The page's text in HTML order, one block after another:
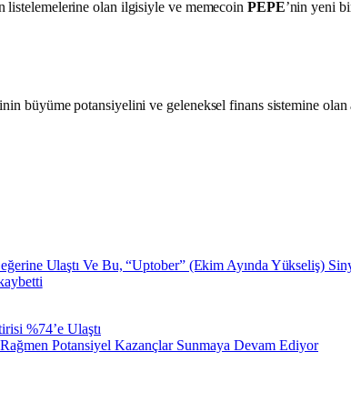
listelemelerine olan ilgisiyle ve memecoin PEPE’nin yeni
büyüme potansiyelini ve geleneksel finans sistemine
Ulaştı Ve Bu, “Uptober” (Ekim Ayında Yükseliş)
%74’e Ulaştı
Potansiyel Kazançlar Sunmaya Devam Ediyor